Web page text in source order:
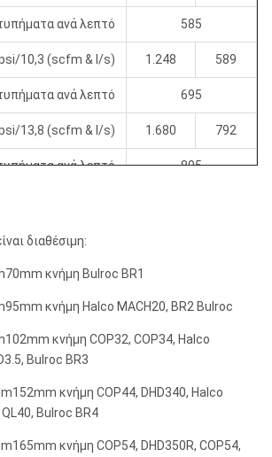
82 2.083 82 2.083
4 X 1 AF 4 X 1 AF
12.25
ανά λεπτό 585
10,3 (scfm & l/s) 1.248 589
ανά λεπτό 695
13,8 (scfm & l/s) 1.680 792
ανά λεπτό 805
ανά λεπτό
20,7 (scfm & l/s)
ανά λεπτό 1.025
24,1 (scfm & l/s) 2.904
τις εκτιμήσεις είναι
διαθέσιμη:
κνήμη Bulroc BR1
κνήμη Halco MACH20, BR2 Bulroc
κνήμη COP32, COP34, Halco
Bulroc BR3
κνήμη COP44, DHD340, Halco
Bulroc BR4
κνήμη COP54, DHD350R, COP54,